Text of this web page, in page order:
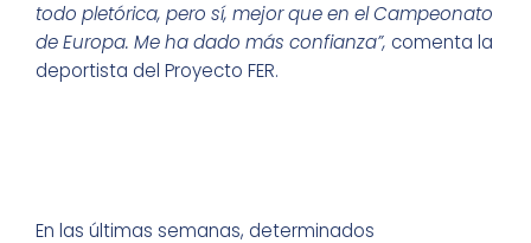
todo pletórica, pero sí, mejor que en el Campeonato
de Europa. Me ha dado más confianza”, comenta la
deportista del Proyecto FER.
En las últimas semanas, determinados